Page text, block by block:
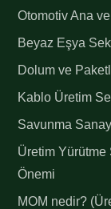
Otomotiv Ana
Beyaz Eşya
Dolum ve
Kablo Üretim
Savunma
Üretim Yürütme
Önemi
MOM nedir?